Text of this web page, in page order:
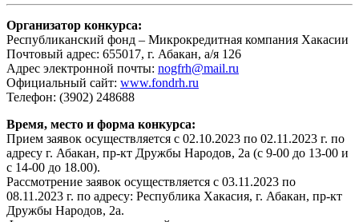
Организатор конкурса:
Республиканский фонд – Микрокредитная компания Хакасии
Почтовый адрес: 655017, г. Абакан, а/я 126
Адрес электронной почты: nogfrh@mail.ru
Официальный сайт: www.fondrh.ru
Телефон: (3902) 248688
Время, место и форма конкурса:
Прием заявок осуществляется с 02.10.2023 по 02.11.2023 г. по
адресу г. Абакан, пр-кт Дружбы Народов, 2а (с 9-00 до 13-00 и
с 14-00 до 18.00).
Рассмотрение заявок осуществляется с 03.11.2023 по
08.11.2023 г. по адресу: Республика Хакасия, г. Абакан, пр-кт
Дружбы Народов, 2а.